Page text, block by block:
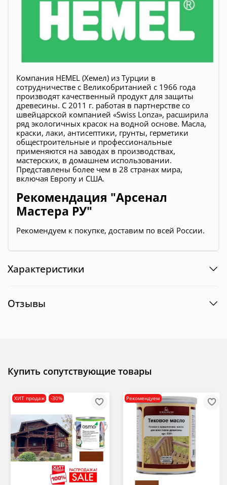
Компания HEMEL (Хемел) из Турции в
сотрудничестве с Великобританией с 1966 года
производят качественный продукт для защиты
древесины. С 2011 г. работая в партнерстве со
швейцарской компанией «Swiss Lonza», расширила
ряд экологичных красок на водной основе. Масла,
краски, лаки, антисептики, грунты, герметики
общестроительные и профессиональные
применяются на заводах в производствах,
мастерских, в домашнем использовании.
Представлены более чем в 28 странах мира,
включая Европу и США.
Рекомендация "Арсенал
Мастера РУ"
Рекомендуем к покупке, доставим по всей России.
Характеристики
Отзывы
Купить сопутствующие товары
ХИТ продаж -30% Рекомендуем